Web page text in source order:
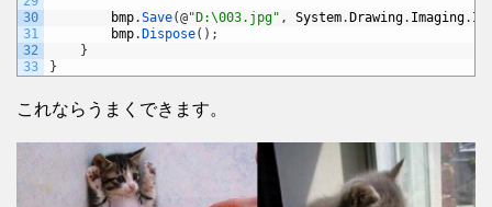
30
31
32
33
bmp.Save(@"D:\003.jpg" , System. Drawing. Imaging.
bmp. Dispose( ) ;
}
}
これならうまくできます。